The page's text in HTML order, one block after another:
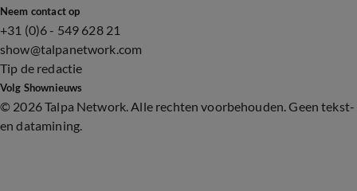
Neem contact op
+31 (0)6 - 549 628 21
show@talpanetwork.com
Tip de redactie
Volg Shownieuws
© 2026 Talpa Network. Alle rechten voorbehouden. Geen tekst-
en datamining.